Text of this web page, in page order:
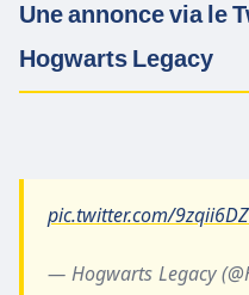
Une annonce via le
Hogwarts Legacy
pic.twitter.com/
— Hogwarts Legacy